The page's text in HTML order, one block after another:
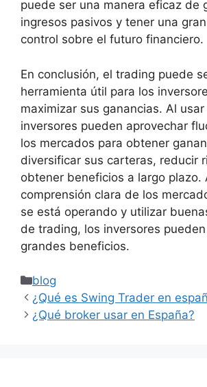
puede ser una manera eficaz de
ingresos pasivos y tener una
control sobre el futuro financiero.
En conclusión, el trading puede
herramienta útil para los
maximizar sus ganancias. Al
inversores pueden aprovechar
los mercados para obtener
diversificar sus carteras, reducir
obtener beneficios a largo plazo.
comprensión clara de los
se está operando y utilizar
de trading, los inversores
grandes beneficios.
Categorías
blog
¿Qué es Swing Trader en
¿Qué broker usar en España?